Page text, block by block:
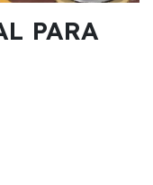
PARA